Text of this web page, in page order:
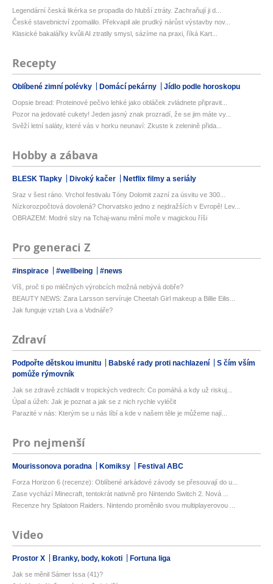
Legendární česká likérka se propadla do hlubší ztráty. Zachraňují ji d...
České stavebnictví zpomalilo. Překvapil ale prudký nárůst výstavby nov...
Klasické bakalářky kvůli AI ztratily smysl, sázíme na praxi, říká Kart...
Recepty
Oblíbené zimní polévky Domácí pekárny Jídlo podle horoskopu
Oopsie bread: Proteinové pečivo lehké jako obláček zvládnete připravit...
Pozor na jedovaté cukety! Jeden jasný znak prozradí, že se jim máte vy...
Svěží letní saláty, které vás v horku neunaví: Zkuste k zelenině přida...
Hobby a zábava
BLESK Tlapky Divoký kačer Netflix filmy a seriály
Sraz v šest ráno. Vrchol festivalu Tóny Dolomit zazní za úsvitu ve 300...
Nízkorozpočtová dovolená? Chorvatsko jedno z nejdražších v Evropě! Lev...
OBRAZEM: Modré slzy na Tchaj-wanu mění moře v magickou říši
Pro generaci Z
#inspirace #wellbeing #news
Víš, proč ti po mléčných výrobcích možná nebývá dobře?
BEAUTY NEWS: Zara Larsson servíruje Cheetah Girl makeup a Billie Eilis...
Jak funguje vztah Lva a Vodnáře?
Zdraví
Podpořte dětskou imunitu Babské rady proti nachlazení
S čím vším
pomůže rýmovník
Jak se zdravě zchladit v tropických vedrech: Co pomáhá a kdy už riskuj...
Úpal a úžeh: Jak je poznat a jak se z nich rychle vyléčit
Parazité v nás: Kterým se u nás líbí a kde v našem těle je můžeme nají...
Pro nejmenší
Mourissonova poradna Komiksy Festival ABC
Forza Horizon 6 (recenze): Oblíbené arkádové závody se přesouvají do u...
Zase vychází Minecraft, tentokrát nativně pro Nintendo Switch 2. Nová ...
Recenze hry Splatoon Raiders. Nintendo proměnilo svou multiplayerovou ...
Video
Prostor X Branky, body, kokoti Fortuna liga
Jak se měnil Sámer Issa (41)?